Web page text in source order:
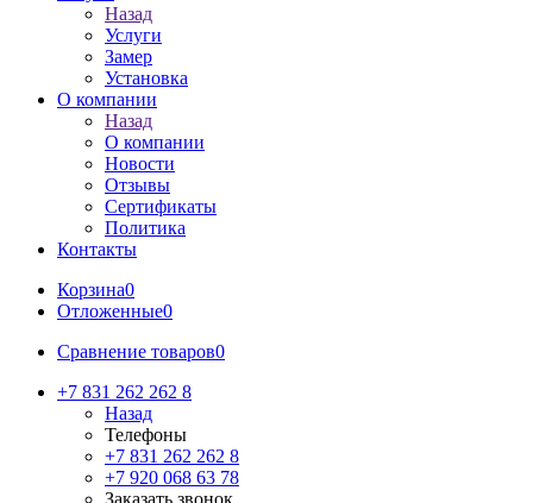
Назад
Услуги
Замер
Установка
О компании
Назад
О компании
Новости
Отзывы
Сертификаты
Политика
Контакты
Корзина0
Отложенные0
Сравнение товаров0
+7 831 262 262 8
Назад
Телефоны
+7 831 262 262 8
+7 920 068 63 78
Заказать звонок